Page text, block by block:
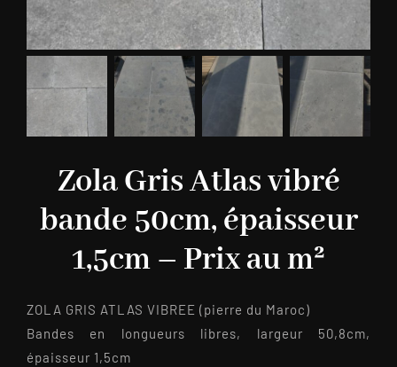
Zola Gris Atlas vibré
bande 50cm, épaisseur
1,5cm – Prix au m²
ZOLA GRIS ATLAS VIBREE (pierre du Maroc)
Bandes en longueurs libres, largeur 50,8cm,
épaisseur 1,5cm